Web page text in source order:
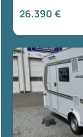
26.390 €